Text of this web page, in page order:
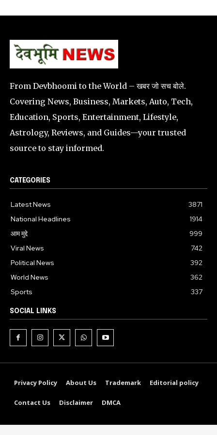
From Devbhoomi to the World – खबर जो सच बोले.
Covering News, Business, Markets, Auto, Tech,
Education, Sports, Entertainment, Lifestyle,
Astrology, Reviews, and Guides—your trusted
source to stay informed.
CATEGORIES
Latest News
3871
National Headlines
1914
आम मुद्दे
999
Viral News
742
Political News
392
World News
362
Sports
337
SOCIAL LINKS
Privacy Policy About Us Trademark Editorial policy
Contact Us Disclaimer DMCA